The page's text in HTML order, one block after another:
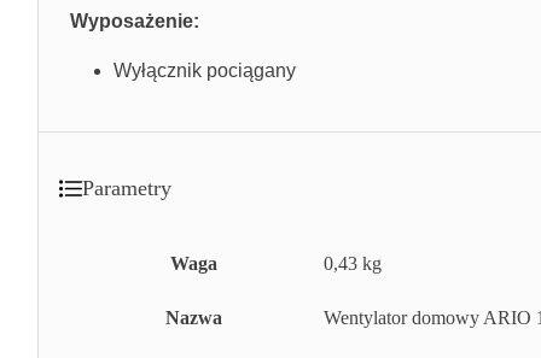
Wyposażenie:
Wyłącznik pociągany
Parametry
Waga 0,43 kg
Nazwa Wentylator domowy ARIO